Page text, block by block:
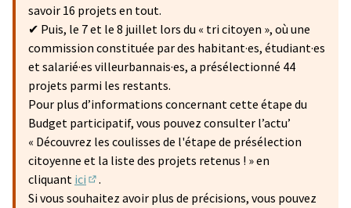
savoir 16 projets en tout.
✔ Puis, le 7 et le 8 juillet lors du « tri citoyen », où une
commission constituée par des habitant·es, étudiant·es
et salarié·es villeurbannais·es, a présélectionné 44
projets parmi les restants.
Pour plus d’informations concernant cette étape du
Budget participatif, vous pouvez consulter l’actu’
« Découvrez les coulisses de l'étape de présélection
citoyenne et la liste des projets retenus ! » en
cliquant ici
(S'ouvre dans un nouvel onglet)
.
Si vous souhaitez avoir plus de précisions, vous pouvez